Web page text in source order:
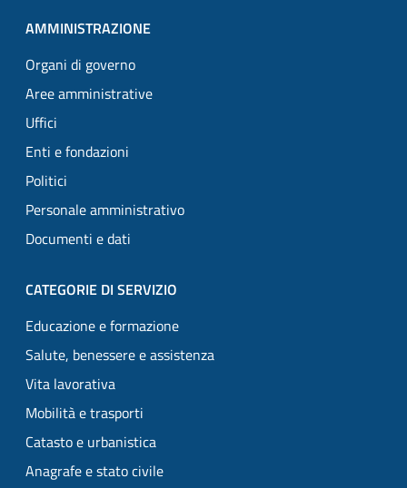
AMMINISTRAZIONE
Organi di governo
Aree amministrative
Uffici
Enti e fondazioni
Politici
Personale amministrativo
Documenti e dati
CATEGORIE DI SERVIZIO
Educazione e formazione
Salute, benessere e assistenza
Vita lavorativa
Mobilità e trasporti
Catasto e urbanistica
Anagrafe e stato civile